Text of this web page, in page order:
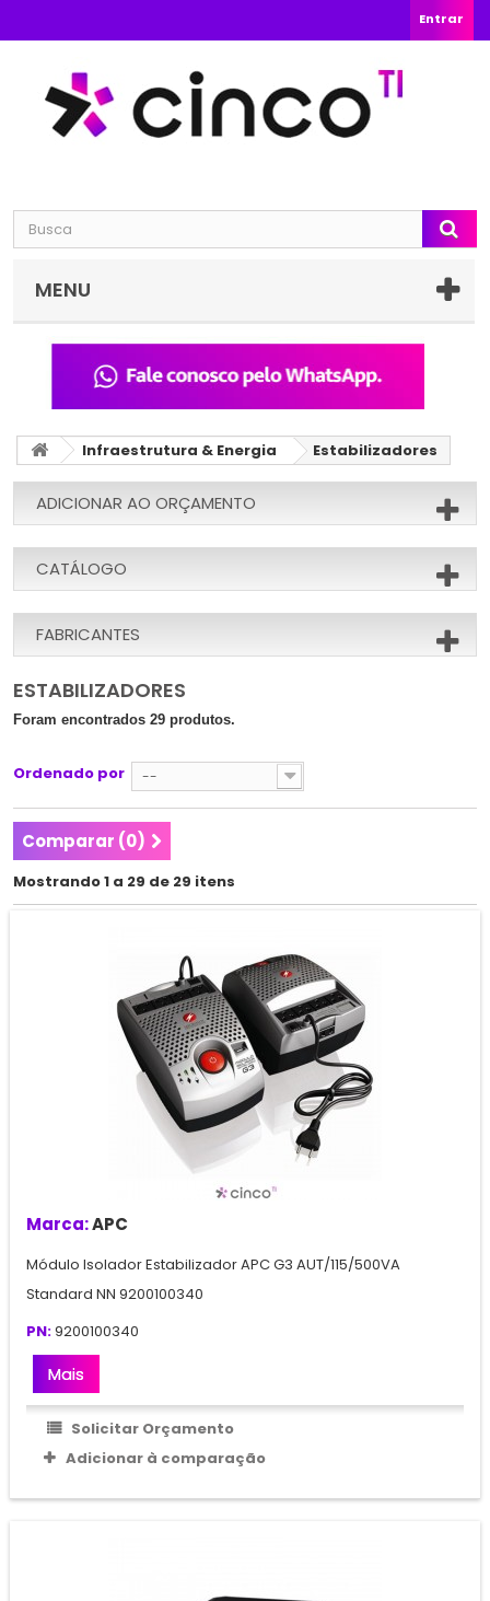
Entrar
MENU
Infraestrutura & Energia Estabilizadores
ADICIONAR AO ORÇAMENTO
CATÁLOGO
FABRICANTES
ESTABILIZADORES
Foram encontrados 29 produtos.
Ordenado por --
Comparar (0)
Mostrando 1 a 29 de 29 itens
Marca:APC
Módulo Isolador Estabilizador APC G3 AUT/115/500VA
Standard NN 9200100340
PN:9200100340
Mais
Solicitar Orçamento
Adicionar à comparação